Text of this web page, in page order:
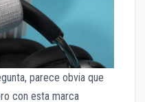
parece obvia que
con esta marca